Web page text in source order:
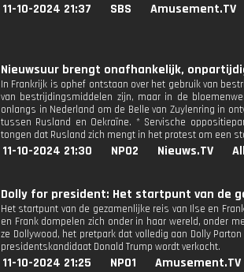
11-10-2024 21:37 SBS Amusement.TV
Nieuwsuur brengt onafhankelijk,
In Frankrijk is ophef ontstaan over het gebruik van
van bestrijdingsmiddelen zijn, maar in de
onlangs in Nederland om de Belle van Zuylenring in
tussen Rusland en Oekraïne. * Servische
tongen dat Rusland zich mengt in het protest om een
11-10-2024 21:30 NPO2 Nieuws.TV
Dolly for president: Het startpunt van de
Het startpunt van de gezamenlijke reis van Ilse en
en Frank dompelen zich onder in haar wereld, onder
ze Dollywood, het pretpark dat volledig aan Dolly
presidentskandidaat Donald Trump wordt verkocht.
11-10-2024 21:25 NPO1 Amusement.TV